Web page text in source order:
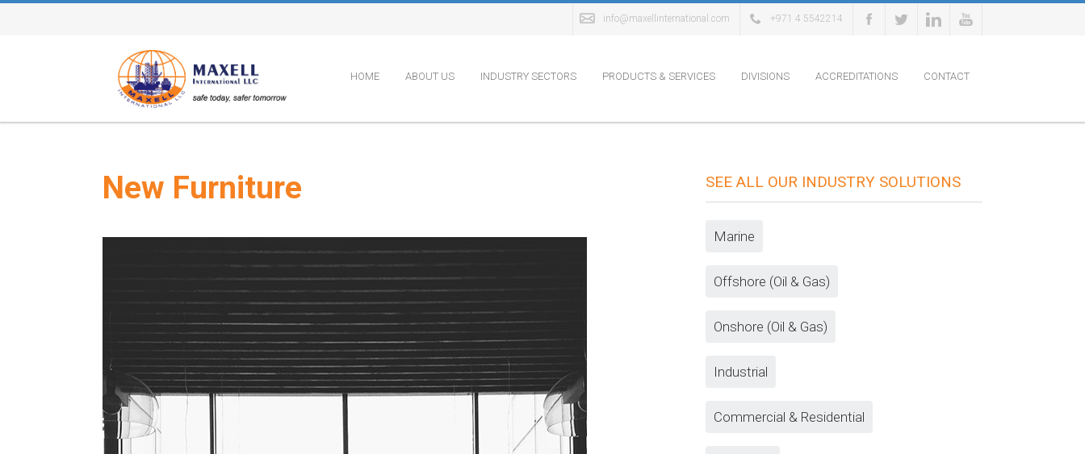
info@maxellinternational.com +971 4 5542214
HOME ABOUT US INDUSTRY SECTORS PRODUCTS & SERVICES DIVISIONS ACCREDITATIONS CONTACT
New Furniture SEE ALL OUR INDUSTRY SOLUTIONS
Marine
Offshore (Oil & Gas)
Onshore (Oil & Gas)
Industrial
Commercial & Residential